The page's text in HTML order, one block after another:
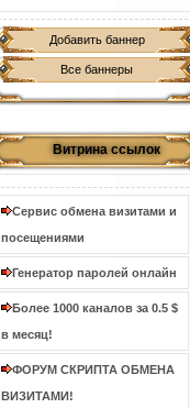
Добавить баннер
Все баннеры
Витрина ссылок
Сервис обмена визитами и
посещениями
Генератор паролей онлайн
Более 1000 каналов за 0.5 $
в месяц!
ФОРУМ СКРИПТА ОБМЕНА
ВИЗИТАМИ!